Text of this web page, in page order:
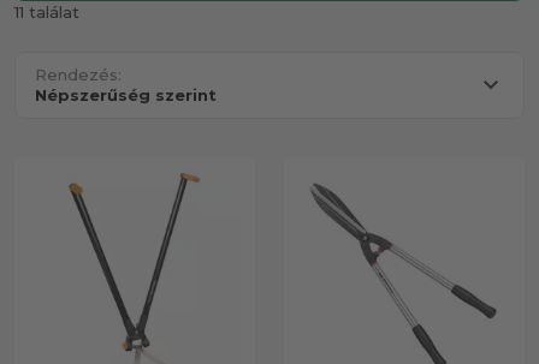
11 találat
Rendezés: